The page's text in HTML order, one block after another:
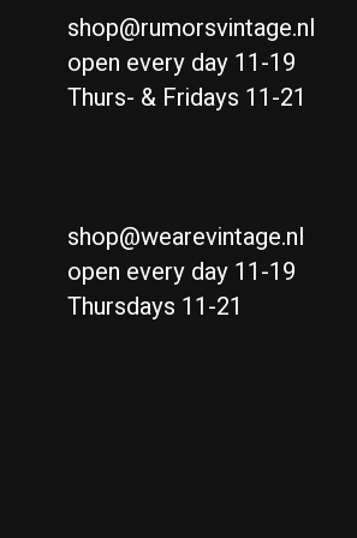
shop@rumorsvintage.nl
open every day 11-19
Thurs- & Fridays 11-21
shop@wearevintage.nl
open every day 11-19
Thursdays 11-21